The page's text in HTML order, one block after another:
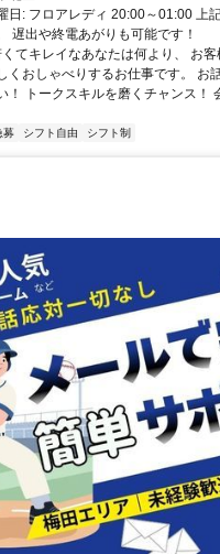
日: フロアレディ 20:00～01:00 上
遅出や終電あがりも可能です！
てキレイなあなたは何より、 お
くおしゃべりするお仕事です。 お
！ トークスキルを磨くチャンス！
募 シフト自由 シフト制